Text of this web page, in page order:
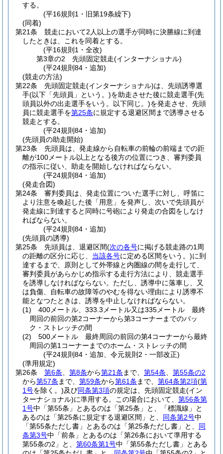
する。
(平16規則1・旧第19条繰下)
(同着)
第21条
競走において2人以上の選手が同時に決勝線に到達
したときは、これを同着とする。
(平16規則1・全改)
第3章の2
先頭固定競走(インターナショナル)
(平24規則84・追加)
(競走の方法)
第22条
先頭固定競走(インターナショナル)は、先頭誘導選
手(以下「先頭員」という。)を助走させた後に競走選手(先
頭員以外の出走選手をいう。以下同じ。)を発走させ、先頭
員に競走選手を第25条に規定する退避区間まで誘導させる
競走とする。
(平24規則84・追加)
(先頭員の助走開始)
第23条
先頭員は、発走線から自転車の前輪の前端までの距
離が100メートル以上となる後方の位置につき、審判委員
の指示に従い、助走を開始しなければならない。
(平24規則84・追加)
(発走合図)
第24条
審判委員は、発走位置についた選手に対し、呼笛に
より注意を喚起した後「用意」を発声し、次いで先頭員が
発走線に到達すると同時に号砲により発走の合図をしなけ
ればならない。
(平24規則84・追加)
(先頭員の誘導)
第25条
先頭員は、退避区間(次の各号に掲げる競走路の1周
の距離の区分に応じ、 当該各号に定める区間をいう。)に到
達するまで、原則として外帯線と内圏線の間を走行して、
審判委員があらかじめ指示する走行方法により、競走選手
を誘導しなければならない。 ただし、誘導中に落車し、又
は負傷、自転車の故障等のやむを得ない理由により誘導不
能となつたときは、誘導を中止しなければならない。
(1)
400メートル、333.3メートル又は335メートル 最終
周回の前回の第2コーナーから第3コーナーまでのバッ
ク・ストレッチの間
(2)
500メートル 最終周回の前回の第4コーナーから最終
周回の第1コーナーまでのホーム・ストレッチの間
(平24規則84・追加、令元規則2・一部改正)
(準用規定)
第26条
第6条 第8条から第21条 まで、 第54条
第55条の2
から第57条 まで、 第59条から第61条 まで、 第64条第2項(第
1号を除く。)及び同条第3項の規定は、先頭固定競走(イン
ターナショナル)に準用する。 この場合において、 第56条第
1号中「第55条」とあるのは「第25条」と、「標識線」と
あるのは「第25条に規定する退避区間」と、 同条第2号中
「第55条ただし書」とあるのは「第25条ただし書」と、 同
条第3号中「前条」とあるのは「第26条において準用する
第55条の2」と、 第60条第1号中「第55条ただし書」とある